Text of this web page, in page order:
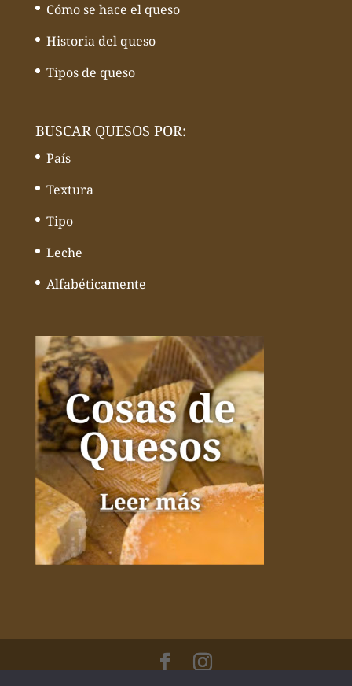
Cómo se hace el queso
Historia del queso
Tipos de queso
BUSCAR QUESOS POR:
País
Textura
Tipo
Leche
Alfabéticamente